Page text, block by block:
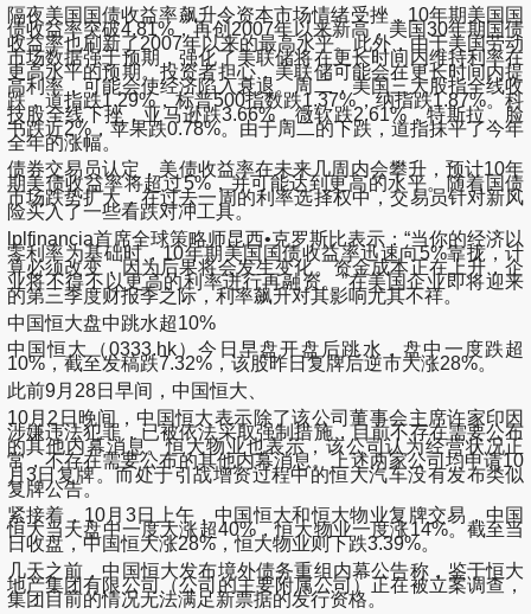
隔夜美国国债收益率飙升令资本市场情绪受挫，10年期美国国
债收益率突破4.81%，再创2007年以来新高，美国30年期国债
收益率也刷新了2007年以来的最高水平。此外，由于美国劳动
市场数据强于预期，强化了美联储将在更长时间内维持利率在
更高水平的预期。投资者担心，美联储可能会在更长时间内提
高利率，可能会使经济陷入衰退。周二，美国三大股指全线收
跌，道指跌1.29%，标普500指数跌1.37%，纳指跌1.87%。科
技股全线下挫，亚马逊跌3.66%，微软跌2.61%，特斯拉、脸
书跌近2%，苹果跌0.78%。由于周二的下跌，道指抹平了今年
全年的涨幅。
债券交易员认定，美债收益率在未来几周内会攀升，预计10年
期美债收益率将超过5%，并可能达到更高的水平。随着国债
市场跌势扩大，在过去一周的利率选择权中，交易员针对新风
险买入了一些看跌对冲工具。
lplfinancia首席全球策略师昆西•克罗斯比表示：“当你的经济以
零利率为基础时，10年期美国国债收益率迅速向5%靠拢，计
算必须改变，因为后果将会发生变化。资金成本正在上升，企
业将不得不以更高的利率进行再融资。”在美国企业即将迎来
的第三季度财报季之际，利率飙升对其影响尤其不祥。
中国恒大盘中跳水超10%
中国恒大（0333.hk）今日早盘开盘后跳水，盘中一度跌超
10%，截至发稿跌7.32%，该股昨日复牌后逆市大涨28%。
此前9月28日早间，中国恒大、
10月2日晚间，中国恒大表示除了该公司董事会主席许家印因
涉嫌违法犯罪，已被依法采取强制措施，目前不存在需要公布
的其他内幕消息。恒大物业也表示，该公司认为经营状况正
常，不存在需要公布的其他内幕消息。上述两家公司均申请10
月3日复牌。而处于引战增资过程中的恒大汽车没有发布类似
复牌公告。
紧接着，10月3日上午，中国恒大和恒大物业复牌交易，中国
恒大当天盘中一度大涨超40%，恒大物业一度涨14%。截至当
日收盘，中国恒大涨28%，恒大物业则下跌3.39%。
几天之前，中国恒大发布境外债务重组内幕公告称，鉴于恒大
地产集团有限公司（公司的主要附属公司）正在被立案调查，
集团目前的情况无法满足新票据的发行资格。